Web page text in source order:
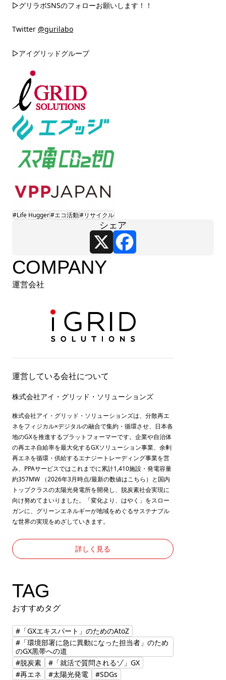
▷グリラボSNSのフォローお願いします！！
Twitter @gurilabo
▷アイグリッドグループ
#Life Hugger#エコ活動#リサイクル
シェア
X
COMPANY
運営会社
運営している会社について
株式会社アイ・グリッド・ソリューションズ
株式会社アイ・グリッド・ソリューションズは、分散再エ
ネをフィジカル×デジタルの融合で集約・循環させ、日本各
地のGXを推進するプラットフォーマーです。企業や自治体
の再エネ自給率を最大化するGXソリューション事業、余剰
再エネを循環・供給するエナジートレーディング事業を営
み、PPAサービスではこれまでに累計1,410施設・発電容量
約357MW （2026年3月時点/最新の数値はこちら ）と国内
トップクラスの太陽光発電所を開発し、脱炭素社会実現に
向け努めてまいりました。「変化より、はやく」をスロー
ガンに、グリーンエネルギーが地域をめぐるサステナブル
な世界の実現をめざしていきます。
詳しく見る
TAG
おすすめタグ
#「GXエキスパート」のためのAtoZ
#「環境部署に急に異動になった担当者」のため
のGX黒帯への道
#脱炭素
#「就活で質問されるゾ」GX
#再エネ
#太陽光発電
#SDGs